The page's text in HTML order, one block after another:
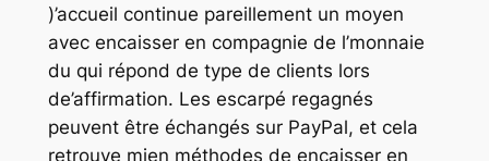
)’accueil continue pareillement un moyen
avec encaisser en compagnie de l’monnaie
du qui répond de type de clients lors
de’affirmation. Les escarpé regagnés
peuvent être échangés sur PayPal, et cela
retrouve mien méthodes de encaisser en